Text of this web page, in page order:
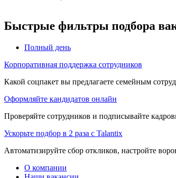
Быстрые фильтры подбора
Полный день
Корпоративная поддержка сотрудников
Какой соцпакет вы предлагаете семейным
Оформляйте кандидатов онлайн
Проверяйте сотрудников и подписывайте
Ускорьте подбор в 2 раза с Talantix
Автоматизируйте сбор откликов, настройте
О компании